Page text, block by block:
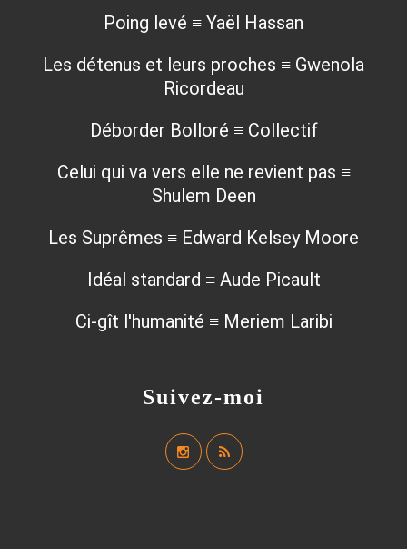
Suivez-moi
Poing levé ≡ Yaël Hassan
Les détenus et leurs proches ≡ Gwenola
Ricordeau
Déborder Bolloré ≡ Collectif
Celui qui va vers elle ne revient pas ≡
Shulem Deen
Les Suprêmes ≡ Edward Kelsey Moore
Idéal standard ≡ Aude Picault
Ci-gît l'humanité ≡ Meriem Laribi